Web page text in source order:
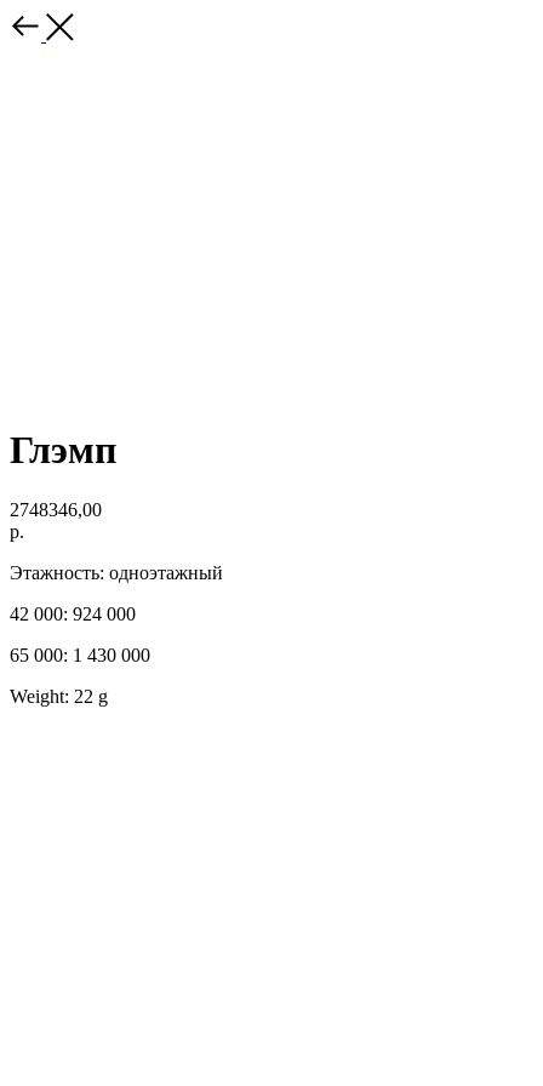
Глэмп
2748346,00
р.
Этажность: одноэтажный
42 000: 924 000
65 000: 1 430 000
Weight: 22 g